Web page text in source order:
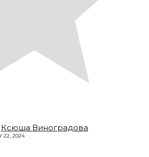
Ксюша Виноградова
22, 2024